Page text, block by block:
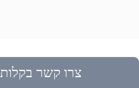
צרו קשר בקלות